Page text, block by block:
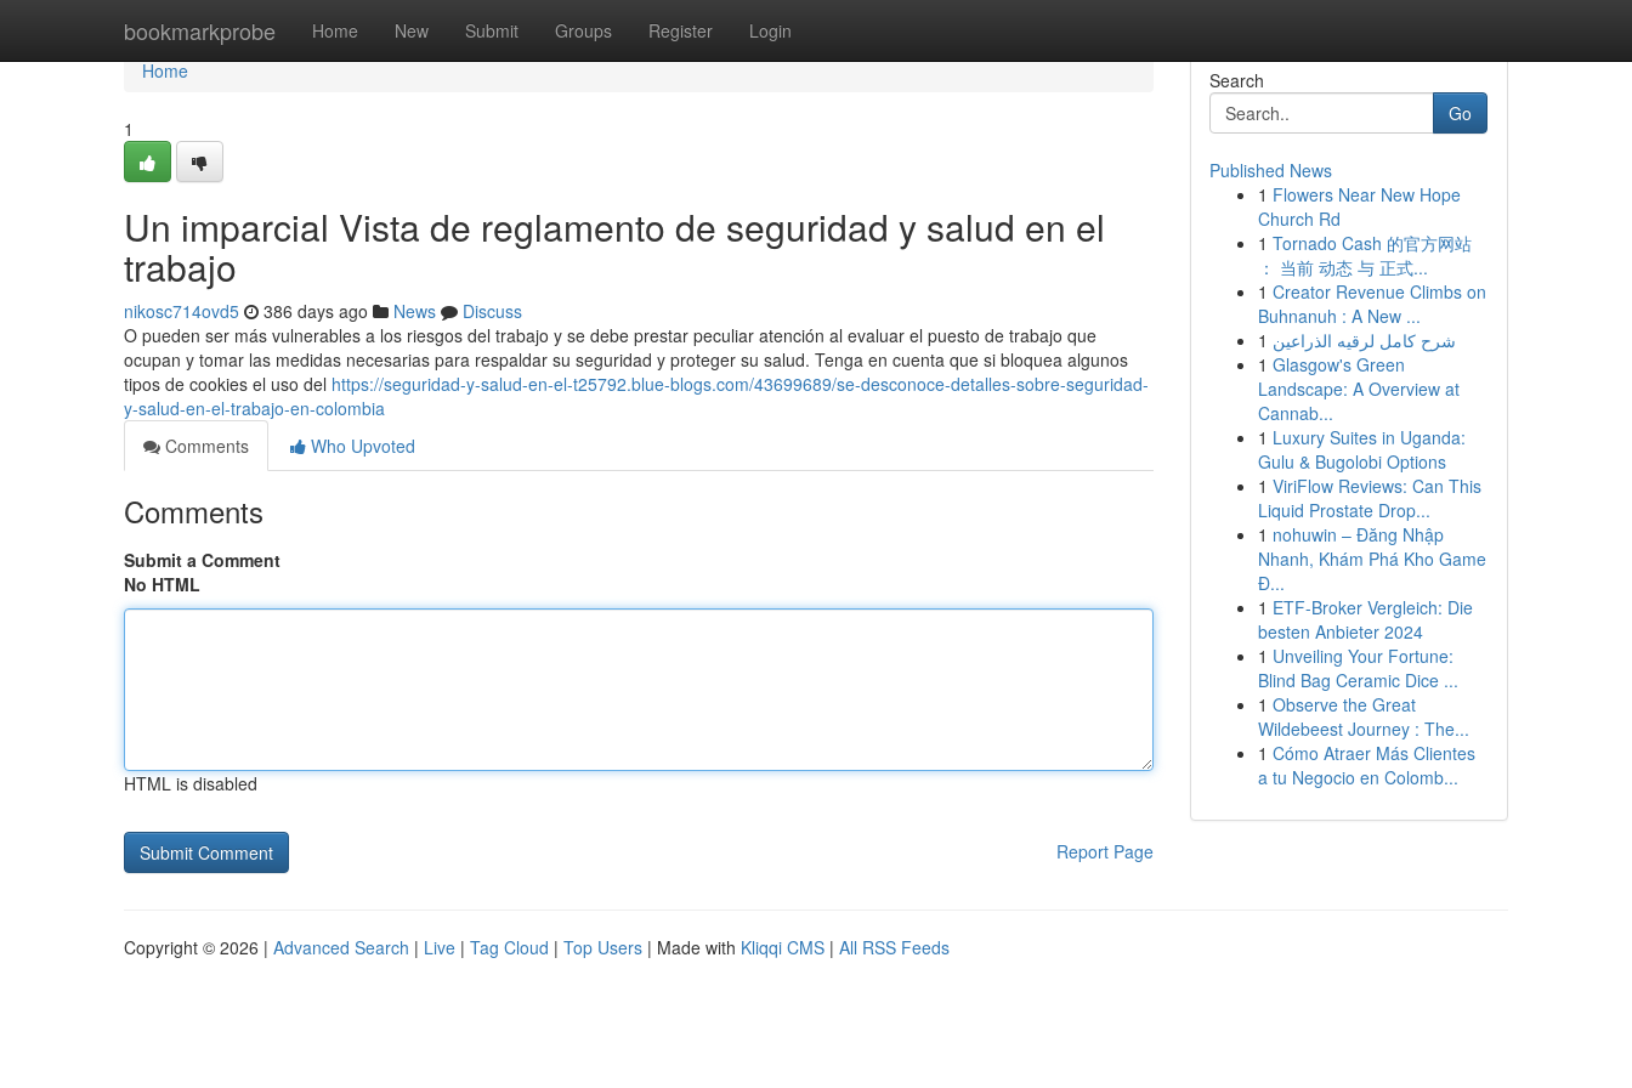
bookmarkprobe Home New Submit Groups Register Login
Home
Home
1
Un imparcial Vista de reglamento de seguridad y salud en el
trabajo
nikosc714ovd5 386 days ago News
Discuss
O pueden ser más vulnerables a los riesgos del trabajo y se debe prestar peculiar atención al evaluar el puesto de trabajo que
ocupan y tomar las medidas necesarias para respaldar su seguridad y proteger su salud. Tenga en cuenta que si bloquea algunos
tipos de cookies el uso del https://seguridad-y-salud-en-el-t25792.blue-blogs.com/43699689/se-desconoce-detalles-sobre-seguridad-
y-salud-en-el-trabajo-en-colombia
Comments
Who Upvoted
Comments
Submit a Comment
No HTML
HTML is disabled
Report Page
Search
Go
Published News
1 Flowers Near New Hope
Church Rd
1 Tornado Cash 的官方网站
： 当前 动态 与 正式...
1 Creator Revenue Climbs on
Buhnanuh : A New ...
1 شرح كامل لرقيه الذراعين
1 Glasgow's Green
Landscape: A Overview at
Cannab...
1 Luxury Suites in Uganda:
Gulu & Bugolobi Options
1 ViriFlow Reviews: Can This
Liquid Prostate Drop...
1 nohuwin – Đăng Nhập
Nhanh, Khám Phá Kho Game
Đ...
1 ETF-Broker Vergleich: Die
besten Anbieter 2024
1 Unveiling Your Fortune:
Blind Bag Ceramic Dice ...
1 Observe the Great
Wildebeest Journey : The...
1 Cómo Atraer Más Clientes
a tu Negocio en Colomb...
Copyright © 2026 | Advanced Search | Live | Tag Cloud | Top Users | Made with Kliqqi CMS | All RSS Feeds